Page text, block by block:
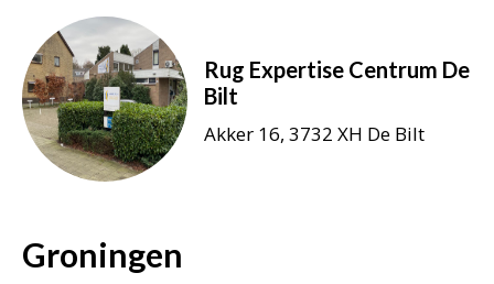
Rug Expertise Centrum De
Bilt
Akker 16, 3732 XH De Bilt
Groningen